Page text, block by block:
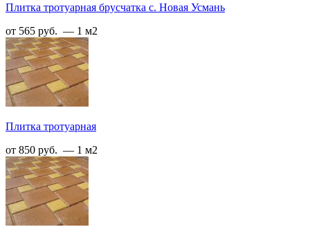
Плитка тротуарная брусчатка с. Новая Усмань
от 565 руб. — 1 м2
Плитка тротуарная
от 850 руб. — 1 м2